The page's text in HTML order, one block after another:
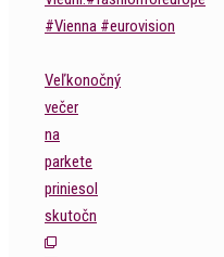
Veľkonočný
večer
na
parkete
priniesol
skutočn